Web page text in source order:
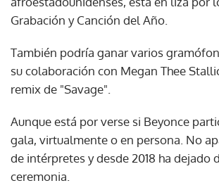
Grabación y Canción del Año.
También podría ganar varios
su colaboración con Megan Thee
remix de "Savage".
Aunque está por verse si Beyonce
gala, virtualmente o en persona. No
de intérpretes y desde 2018 ha dejado
ceremonia.